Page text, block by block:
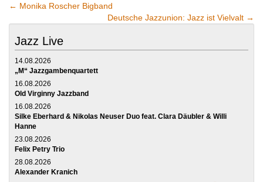
← Monika Roscher Bigband
Deutsche Jazzunion: Jazz ist Vielvalt →
Jazz Live
14.08.2026
„M“ Jazzgambenquartett
16.08.2026
Old Virginny Jazzband
16.08.2026
Silke Eberhard & Nikolas Neuser Duo feat. Clara Däubler & Willi
Hanne
23.08.2026
Felix Petry Trio
28.08.2026
Alexander Kranich